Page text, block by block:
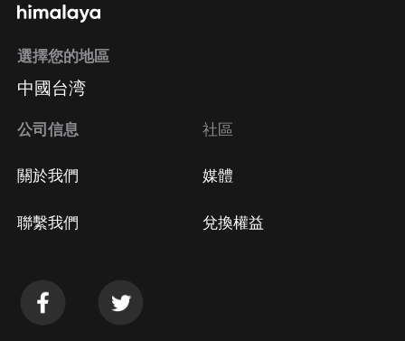
選擇您的地區
中國台湾
公司信息
關於我們
聯繫我們
社區
媒體
兌換權益